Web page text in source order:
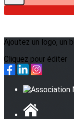
Ajoutez un logo, un
Cliquez pour éditer